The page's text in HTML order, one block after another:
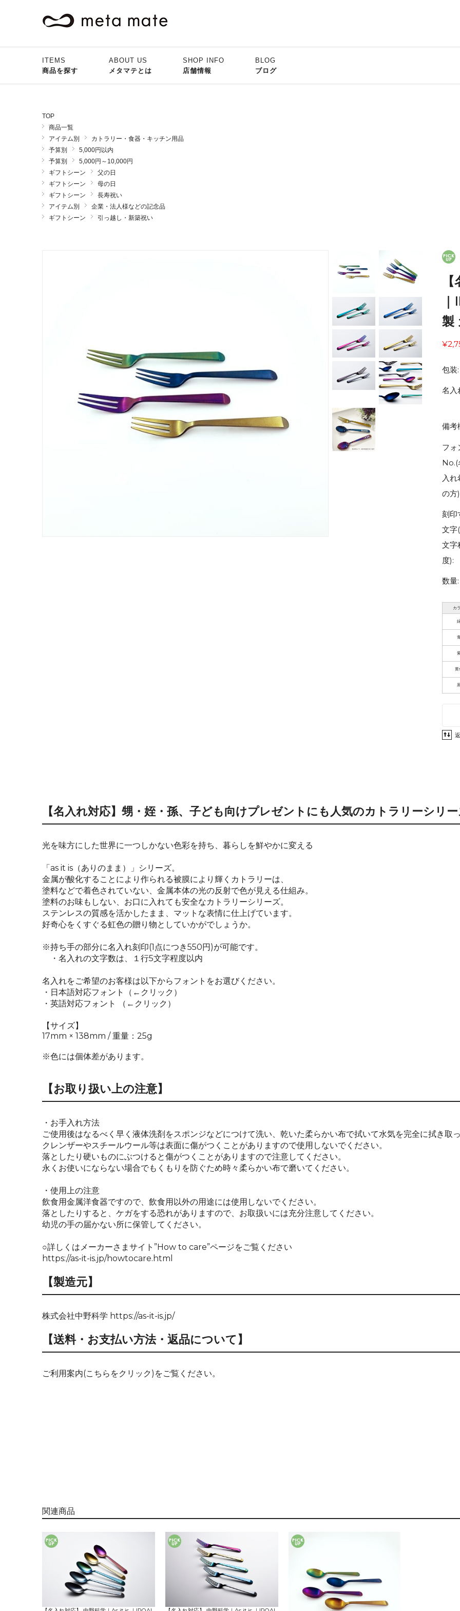
ITEMS
商品を探す
ABOUT US
メタマテとは
SHOP INFO
店舗情報
BLOG
ブログ
TOP
商品一覧
アイテム別
カトラリー・食器・キッチン用品
予算別
5,000円以内
予算別
5,000円～10,000円
ギフトシーン
父の日
ギフトシーン
母の日
ギフトシーン
長寿祝い
アイテム別
企業・法人様などの記念品
ギフトシーン
引っ越し・新築祝い
製
包装:
名入
備考
フォ
No.(
入れ
の方
刻印
文字
文字
度):
数量:
カ
黄
【名入れ対応】甥・姪・孫、子ども向けプレゼントにも人気のカトラリーシリ
光を味方にした世界に一つしかない色彩を持ち、暮らしを鮮やかに変える
「as it is（ありのまま）」シリーズ。
金属が酸化することにより作られる被膜により輝くカトラリーは、
塗料などで着色されていない、金属本体の光の反射で色が見える仕組み。
塗料のお味もしない、お口に入れても安全なカトラリーシリーズ。
ステンレスの質感を活かしたまま、マットな表情に仕上げています。
好奇心をくすぐる虹色の贈り物としていかがでしょうか。
※持ち手の部分に名入れ刻印(1点につき550円)が可能です。
・名入れの文字数は、１行5文字程度以内
名入れをご希望のお客様は以下からフォントをお選びください。
・日本語対応フォント
（←クリック）
・英語対応フォント
（←クリック）
【サイズ】
17mm × 138mm / 重量：25g
※色には個体差があります。
【お取り扱い上の注意】
・お手入れ方法
ご使用後はなるべく早く液体洗剤をスポンジなどにつけて洗い、乾いた柔らかい布で拭いて水気を完全に拭き取っ
クレンザーやスチールウール等は表面に傷がつくことがありますので使用しないでください。
落としたり硬いものにぶつけると傷がつくことがありますので注意してください。
永くお使いにならない場合でもくもりを防ぐため時々柔らかい布で磨いてください。
・使用上の注意
飲食用金属洋食器ですので、飲食用以外の用途には使用しないでください。
落としたりすると、ケガをする恐れがありますので、お取扱いには充分注意してください。
幼児の手の届かない所に保管してください。
○詳しくはメーカーさまサイト”How to care”ページをご覧ください
https://as-it-is.jp/howtocare.html
【製造元】
株式会社中野科学 https://as-it-is.jp/
【送料・お支払い方法・返品について】
ご利用案内(こちらをクリック) をご覧ください。
関連商品